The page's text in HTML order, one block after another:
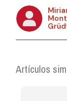
Artículos